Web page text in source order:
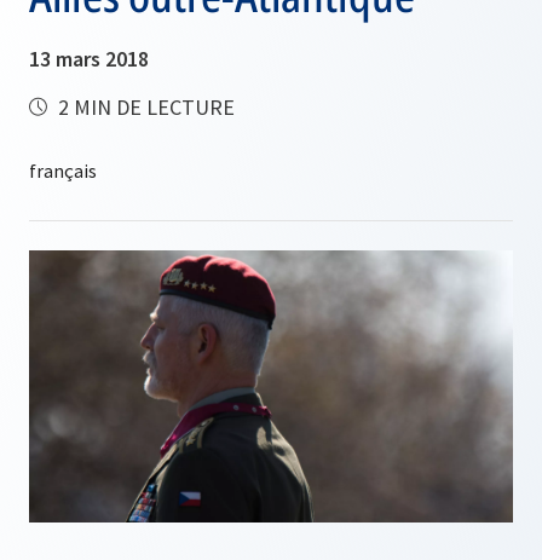
13 mars 2018
2 MIN DE LECTURE